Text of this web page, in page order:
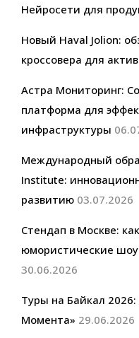
Нейросети для
Новый Haval Jolion:
кроссовера для
Астра Мониторинг:
платформа для
инфраструктуры
Международный
Institute:
развитию 03.07.2026
Стендап в Москве:
юмористические
30.06.2026
Туры на Байкал
Момента» 29.06.2026